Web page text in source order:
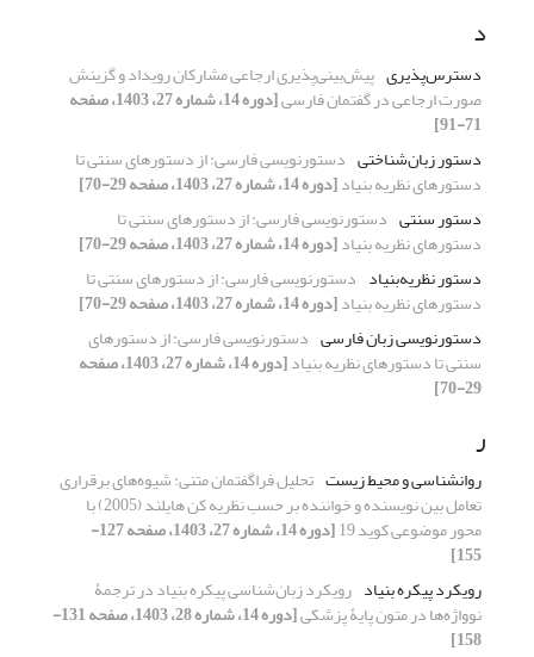
د
دسترس‌پذیری پیش‌بینی‌پذیری ارجاعی مشارکان رویداد و گزینش
صورت ارجاعی در گفتمان فارسی [دوره 14، شماره 27، 1403، صفحه
71-91]
دستور زبان‌شناختی دستورنویسی فارسی: از دستورهای سنتی تا
دستورهای نظریه بنیاد[دوره 14، شماره 27، 1403، صفحه 29-70]
دستور سنتی دستورنویسی فارسی: از دستورهای سنتی تا
دستورهای نظریه بنیاد[دوره 14، شماره 27، 1403، صفحه 29-70]
دستور نظریه‌بنیاد دستورنویسی فارسی: از دستورهای سنتی تا
دستورهای نظریه بنیاد[دوره 14، شماره 27، 1403، صفحه 29-70]
دستورنویسی زبان فارسی دستورنویسی فارسی: از دستورهای
سنتی تا دستورهای نظریه بنیاد [دوره 14، شماره 27، 1403، صفحه
29-70]
ر
روانشناسی و محیط زیست تحلیل فراگفتمان متنی: شیوه‌های برقراری
تعامل بین نویسنده و خواننده بر حسب نظریه کن هایلند (2005) با
محور موضوعی کوید 19 [دوره 14، شماره 27، 1403، صفحه 127-
155]
رویکرد پیکره بنیاد رویکرد زبان‌شناسی پیکره‌ بنیاد در ترجمۀ
نوواژه‌ها در متون پایۀ پزشکی [دوره 14، شماره 28، 1403، صفحه 131-
158]